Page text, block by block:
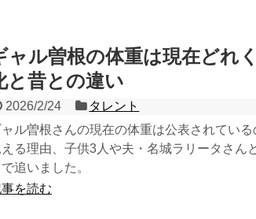
ャル曽根の体重は現在どれ
と昔との違い
2026/2/24
タレント
ャル曽根さんの現在の体重は公表されてい
える理由、子供3人や夫・名城ラリータさん
追いました。
を読む